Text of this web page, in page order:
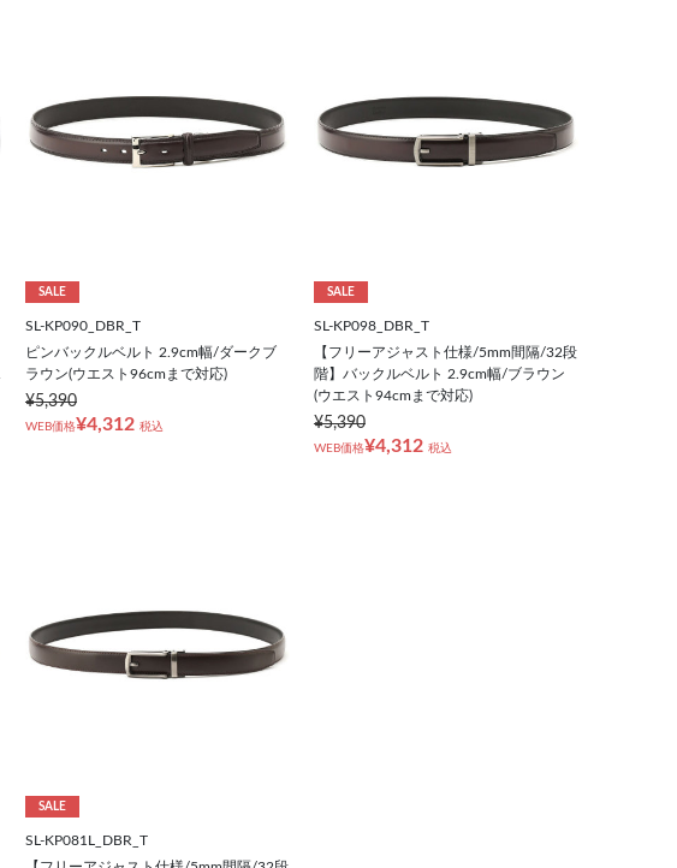
SALE
SL-KP090_DBR_T
ピンバックルベルト 2.9cm幅/ダークブ
ラウン(ウエスト96cmまで対応)
¥5,390
WEB価格¥4,312 税込
SALE
SL-KP098_DBR_T
【フリーアジャスト仕様/5mm間隔/32段
階】バックルベルト 2.9cm幅/ブラウン
(ウエスト94cmまで対応)
¥5,390
WEB価格¥4,312 税込
SALE
SL-KP081L_DBR_T